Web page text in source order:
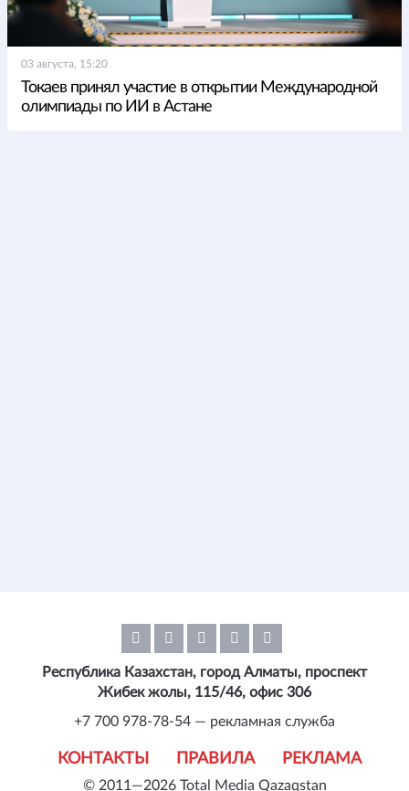
03 августа, 15:20
Токаев принял участие в открытии Международной
олимпиады по ИИ в Астане
© 2011—2026 Total Media Qazaqstan
КОНТАКТЫ ПРАВИЛА РЕКЛАМА
Республика Казахстан, город Алматы, проспект
Жибек жолы, 115/46, офис 306
+7 700 978-78-54 — рекламная служба